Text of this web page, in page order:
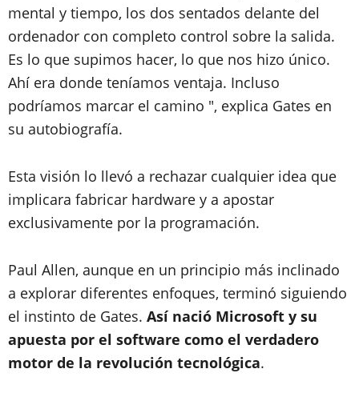
mental y tiempo, los dos sentados delante del
ordenador con completo control sobre la salida.
Es lo que supimos hacer, lo que nos hizo único.
Ahí era donde teníamos ventaja. Incluso
podríamos marcar el camino ", explica Gates en
su autobiografía.
Esta visión lo llevó a rechazar cualquier idea que
implicara fabricar hardware y a apostar
exclusivamente por la programación.
Paul Allen, aunque en un principio más inclinado
a explorar diferentes enfoques, terminó siguiendo
el instinto de Gates. Así nació Microsoft y su
apuesta por el software como el verdadero
motor de la revolución tecnológica.